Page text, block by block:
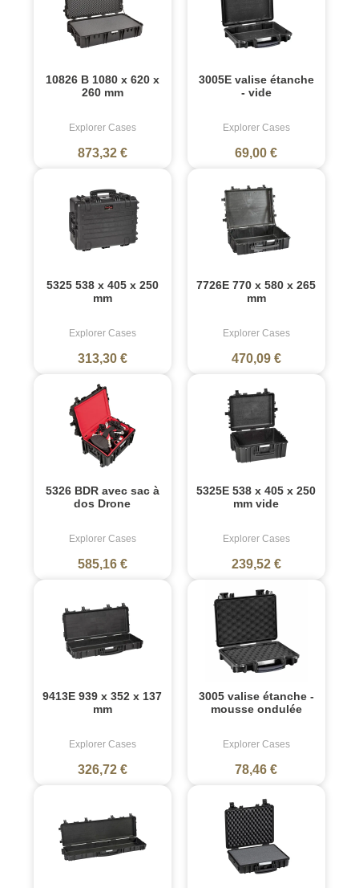
10826 B 1080 x 620 x
260 mm
Explorer Cases
873,32 €
3005E valise étanche
- vide
Explorer Cases
69,00 €
5325 538 x 405 x 250
mm
Explorer Cases
313,30 €
7726E 770 x 580 x 265
mm
Explorer Cases
470,09 €
5326 BDR avec sac à
dos Drone
Explorer Cases
585,16 €
5325E 538 x 405 x 250
mm vide
Explorer Cases
239,52 €
9413E 939 x 352 x 137
mm
Explorer Cases
326,72 €
3005 valise étanche -
mousse ondulée
Explorer Cases
78,46 €